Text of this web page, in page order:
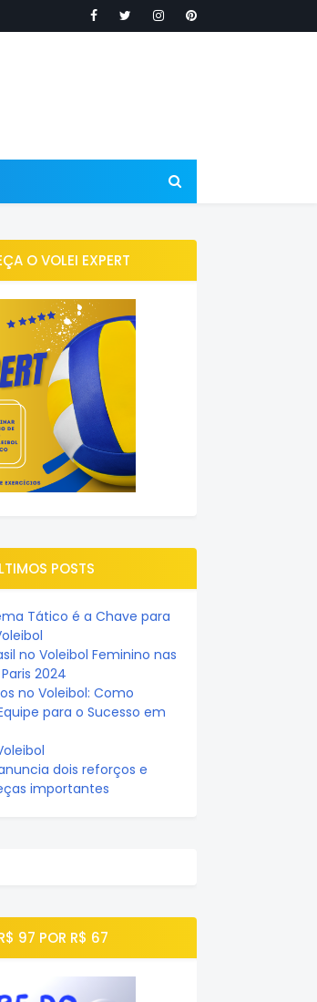
O VOLEI EXPERT
POSTS
Tático é a Chave para
no Voleibol Feminino nas
2024
no Voleibol: Como
para o Sucesso em
dois reforços e
importantes
97 POR R$ 67